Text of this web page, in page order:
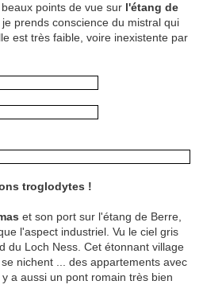
points de vue sur l'étang de
je prends conscience du mistral qui
est très faible, voire inexistente par
troglodytes !
et son port sur l'étang de Berre,
l'aspect industriel. Vu le ciel gris
du Loch Ness. Cet étonnant village
nichent ... des appartements avec
a aussi un pont romain très bien